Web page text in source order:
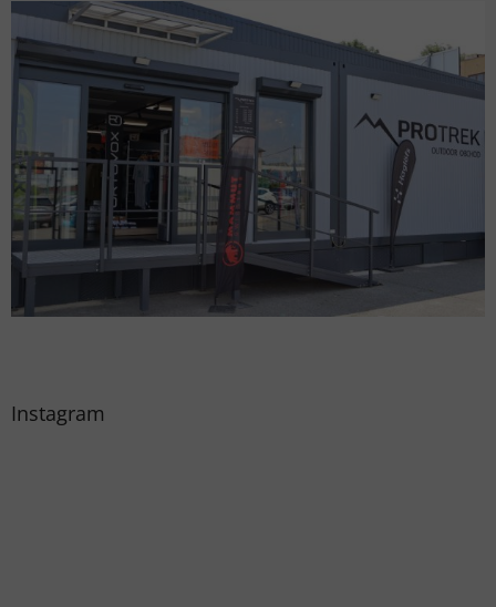
Instagram